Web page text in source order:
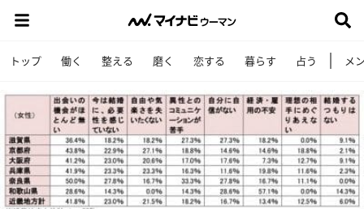
トップ 働く 整える 磨く 恋する 暮らす 占う メ